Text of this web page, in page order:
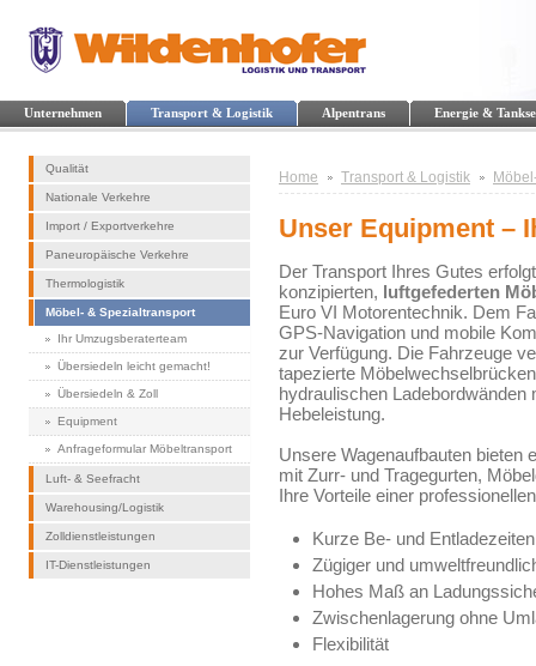
Unternehmen Transport & Logistik Alpentrans Energie &
Qualität
Nationale Verkehre
Import / Exportverkehre
Paneuropäische Verkehre
Thermologistik
Möbel- & Spezialtransport
Ihr Umzugsberaterteam
Übersiedeln leicht gemacht!
Übersiedeln & Zoll
Equipment
Anfrageformular Möbeltransport
Luft- & Seefracht
Warehousing/Logistik
Zolldienstleistungen
IT-Dienstleistungen
Home Transport & Logistik
Unser Equipment –
Der Transport Ihres Gutes
konzipierten, luftgefederten
Euro VI Motorentechnik. Dem
GPS-Navigation und mobile
zur Verfügung. Die Fahrzeuge
tapezierte
hydraulischen Ladebordwänden
Hebeleistung.
Unsere Wagenaufbauten bieten
mit Zurr- und Tragegurten,
Ihre Vorteile einer
Kurze Be- und Entladezeiten
Zügiger und
Hohes Maß an
Zwischenlagerung ohne
Flexibilität